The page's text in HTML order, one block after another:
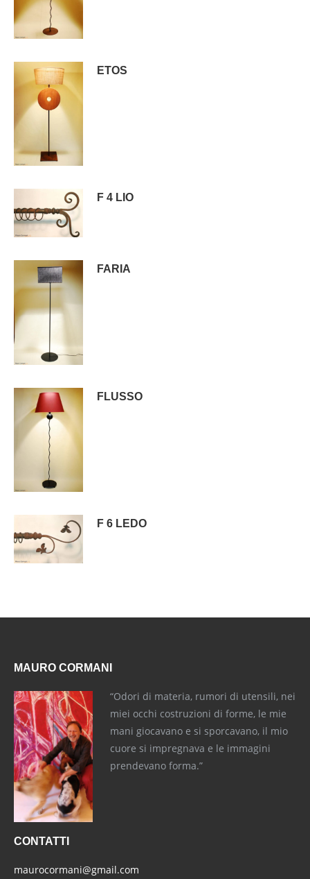
ETOS
F 4 LIO
FARIA
FLUSSO
F 6 LEDO
MAURO CORMANI
“Odori di materia, rumori di utensili, nei
miei occhi costruzioni di forme, le mie
mani giocavano e si sporcavano, il mio
cuore si impregnava e le immagini
prendevano forma.”
CONTATTI
maurocormani@gmail.com